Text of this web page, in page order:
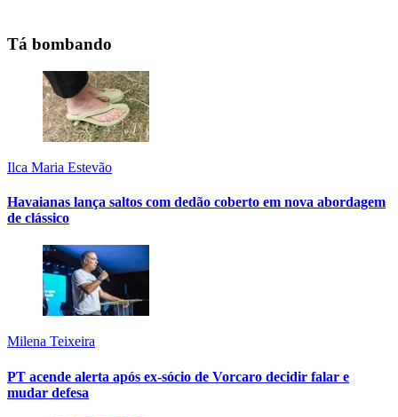
Tá bombando
Ilca Maria Estevão
Havaianas lança saltos com dedão coberto em nova abordagem
de clássico
Milena Teixeira
PT acende alerta após ex-sócio de Vorcaro decidir falar e
mudar defesa